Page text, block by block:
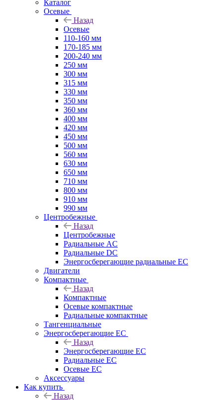
Каталог
Осевые
Назад
Осевые
110-160 мм
170-185 мм
200-240 мм
250 мм
300 мм
315 мм
330 мм
350 мм
360 мм
400 мм
420 мм
450 мм
500 мм
560 мм
630 мм
650 мм
710 мм
800 мм
910 мм
990 мм
Центробежные
Назад
Центробежные
Радиальные AC
Радиальные DC
Энергосберегающие радиальные EC
Двигатели
Компактные
Назад
Компактные
Осевые компактные
Радиальные компактные
Тангенциальные
Энергосберегающие EC
Назад
Энергосберегающие EC
Радиальные EC
Осевые EC
Аксессуары
Как купить
Назад